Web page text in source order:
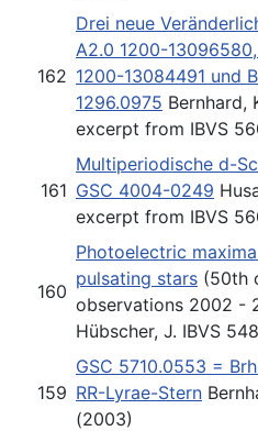
162
Drei neue
A2.0 1200-
1200-13084491 und
1296.0975 Bernhard,
excerpt from IBVS
161
Multiperiodische d-
GSC 4004-0249
excerpt from IBVS
160
Photoelectric
pulsating stars (50th
observations 2002 -
Hübscher, J. IBVS
159
GSC 5710.0553 =
RR-Lyrae-Stern
(2003)